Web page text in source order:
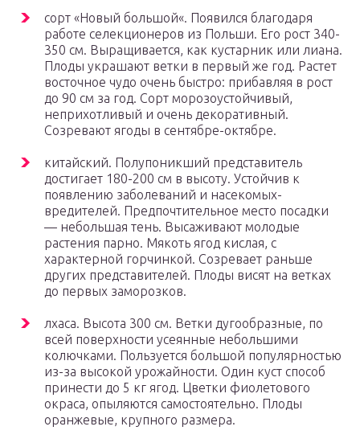
сорт «Новый большой«. Появился благодаря
работе селекционеров из Польши. Его рост 340-
350 см. Выращивается, как кустарник или лиана.
Плоды украшают ветки в первый же год. Растет
восточное чудо очень быстро: прибавляя в рост
до 90 см за год. Сорт морозоустойчивый,
неприхотливый и очень декоративный.
Созревают ягоды в сентябре-октябре.
китайский. Полупоникший представитель
достигает 180-200 см в высоту. Устойчив к
появлению заболеваний и насекомых-
вредителей. Предпочтительное место посадки
— небольшая тень. Высаживают молодые
растения парно. Мякоть ягод кислая, с
характерной горчинкой. Созревает раньше
других представителей. Плоды висят на ветках
до первых заморозков.
лхаса. Высота 300 см. Ветки дугообразные, по
всей поверхности усеянные небольшими
колючками. Пользуется большой популярностью
из-за высокой урожайности. Один куст способ
принести до 5 кг ягод. Цветки фиолетового
окраса, опыляются самостоятельно. Плоды
оранжевые, крупного размера.